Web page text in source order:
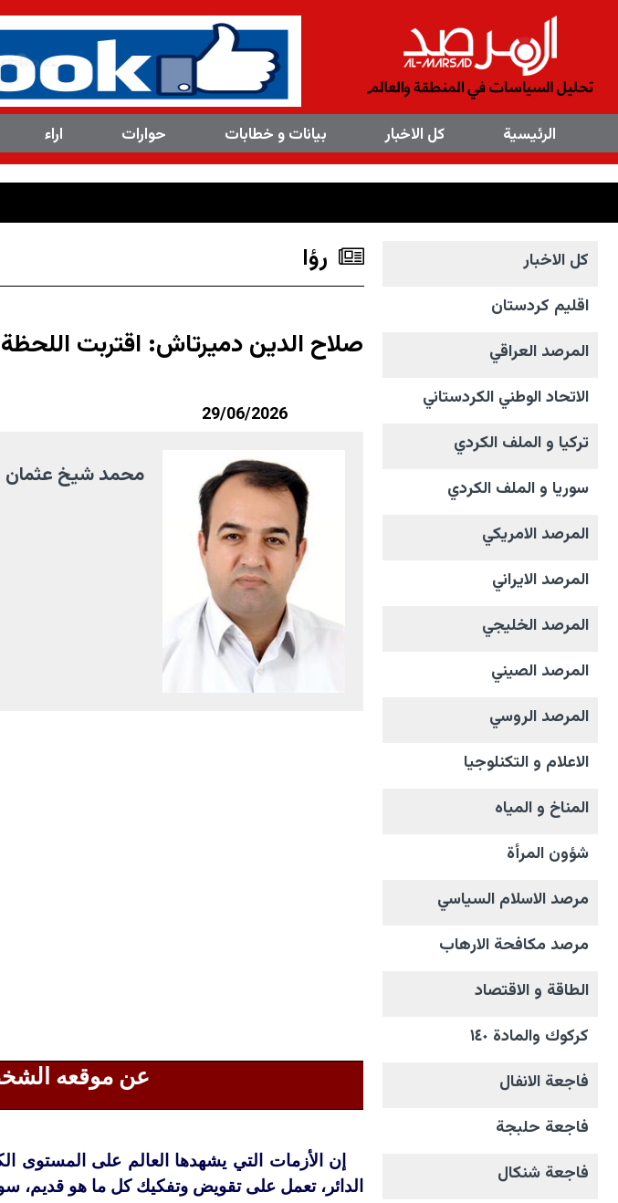
الرئیسیة کل الاخبار بیانات و خطابات حوارات اراء
×
کل الاخبار
اقليم كردستان
المرصد العراقي
الاتحاد الوطني الکردستاني
تركيا و الملف الکردي
سوريا و الملف الکردي
المرصد الامریکي
المرصد الايراني
المرصد الخليجي
المرصد الصيني
المرصد الروسي
الاعلام و التکنلوجیا
المناخ و المیاه
شؤون المرأة
مرصد الاسلام السياسي
مرصد مكافحة الارهاب
الطاقة و الاقتصاد
كركوك والمادة ١٤٠
فاجعة الانفال
فاجعة حلبجة
فاجعة شنكال
رؤا
صلاح الدين دميرتاش: اقتربت
29/06/2026
محمد شيخ عثمان
عن موقعه
إن الأزمات التي يشهدها العالم على المستوى
الدائر، تعمل على تقويض وتفكيك كل ما هو قديم،